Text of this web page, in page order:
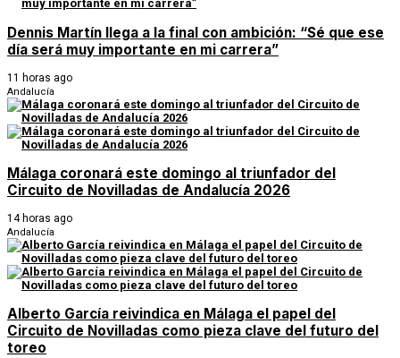
Dennis Martín llega a la final con ambición: “Sé que ese
día será muy importante en mi carrera”
11 horas ago
Andalucía
Málaga coronará este domingo al triunfador del
Circuito de Novilladas de Andalucía 2026
14 horas ago
Andalucía
Alberto García reivindica en Málaga el papel del
Circuito de Novilladas como pieza clave del futuro del
toreo